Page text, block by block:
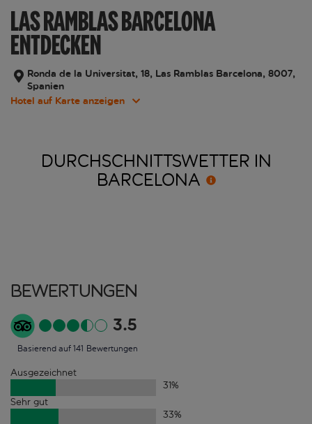
LAS RAMBLAS BARCELONA
ENTDECKEN
Ronda de la Universitat, 18, Las Ramblas Barcelona, 8007,
Spanien
Hotel auf Karte anzeigen
DURCHSCHNITTSWETTER IN
BARCELONA
Bewertungen
3.5
Basierend auf 141 Bewertungen
Ausgezeichnet
31%
Sehr gut
33%